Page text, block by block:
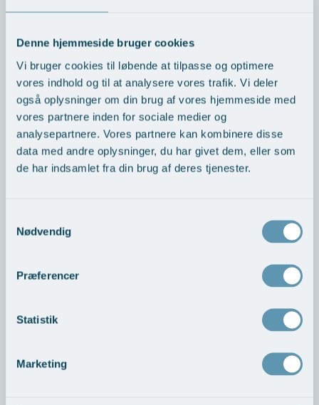
Denne hjemmeside bruger cookies
Vi bruger cookies til løbende at tilpasse og optimere
vores indhold og til at analysere vores trafik. Vi deler
også oplysninger om din brug af vores hjemmeside med
vores partnere inden for sociale medier og
analysepartnere. Vores partnere kan kombinere disse
data med andre oplysninger, du har givet dem, eller som
de har indsamlet fra din brug af deres tjenester.
Nødvendig
Præferencer
Statistik
Marketing
offentligt sygehus overstiger 30 dage, har ret til udvidet
som AROS Privathospital.
Du har også ret til at blive henvist til behandling på et
privathospital allerede efter 1 måned:
Hvis du er blevet aflyst på et offentligt hospital
Hvis din sygdom er alvorlig
Du kan se vores ventetider her
Patientkontoret i den region, hvor du bor. Her vil en
Kontakt patientkontoret >
Det er i vid udstrækning op til din og din læges
vurdering om en sygdom er alvorlig nok til at den falder
beslutningen træffes af den sygehusafdeling, som